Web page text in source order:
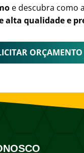
e descubra como a
alta qualidade e
ORÇAMENTO